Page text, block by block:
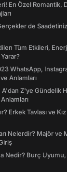
En Özel Romantik,
de
Tüm Etkileri,
WhatsApp,
Anlamları
Z'ye Gündelik
Erkek Tavlası ve
Nelerdir? Majör ve
Nedir? Burç Uyumu,